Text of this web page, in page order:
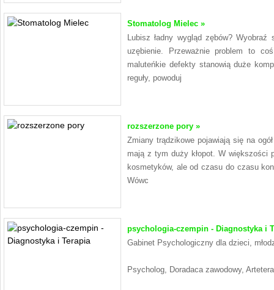
Stomatolog Mielec »
Lubisz ładny wygląd zębów?
uzębienie. Przeważnie problem to
maluteńkie defekty stanowią duże
reguły, powoduj
rozszerzone pory »
Zmiany trądzikowe pojawiają się na
mają z tym duży kłopot. W większości
kosmetyków, ale od czasu do czasu
Wówc
psychologia-czempin - Diagnostyka i
Gabinet Psychologiczny dla dzieci,
Psycholog, Doradaca zawodowy,